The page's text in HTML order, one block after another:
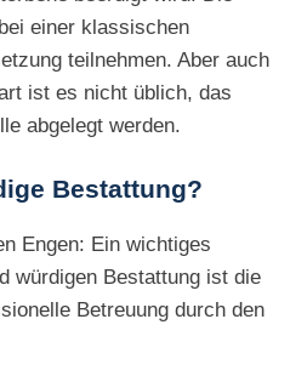
einer klassischen
teilnehmen. Aber auch
ist es nicht üblich, das
abgelegt werden.
Bestattung?
Engen: Ein wichtiges
würdigen Bestattung ist die
Betreuung durch den